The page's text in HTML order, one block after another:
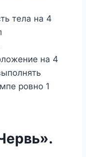
тела на 4
на 4
ровно 1